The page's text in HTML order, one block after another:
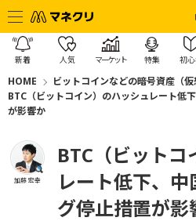
新着 人気 マーケット 特集 初
HOME
ビットコインなどの暗号資産（
BTC（ビットコイン）のハッシュレート低
が影響か
加藤 宏幸
BTC（ビットコ
レート低下、
グ停止措置が影